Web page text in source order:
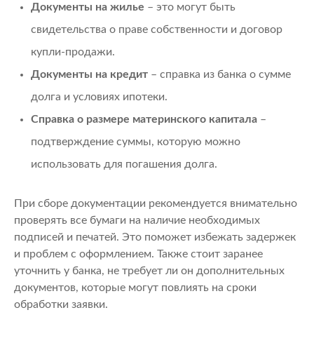
Документы на жилье – это могут быть
свидетельства о праве собственности и договор
купли-продажи.
Документы на кредит – справка из банка о сумме
долга и условиях ипотеки.
Справка о размере материнского капитала –
подтверждение суммы, которую можно
использовать для погашения долга.
При сборе документации рекомендуется внимательно
проверять все бумаги на наличие необходимых
подписей и печатей. Это поможет избежать задержек
и проблем с оформлением. Также стоит заранее
уточнить у банка, не требует ли он дополнительных
документов, которые могут повлиять на сроки
обработки заявки.